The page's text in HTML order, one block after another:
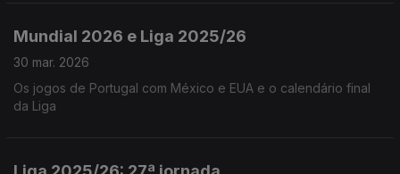
Mundial 2026 e Liga 2025/26
30 mar. 2026
Os jogos de Portugal com México e EUA e o calendário final
da Liga